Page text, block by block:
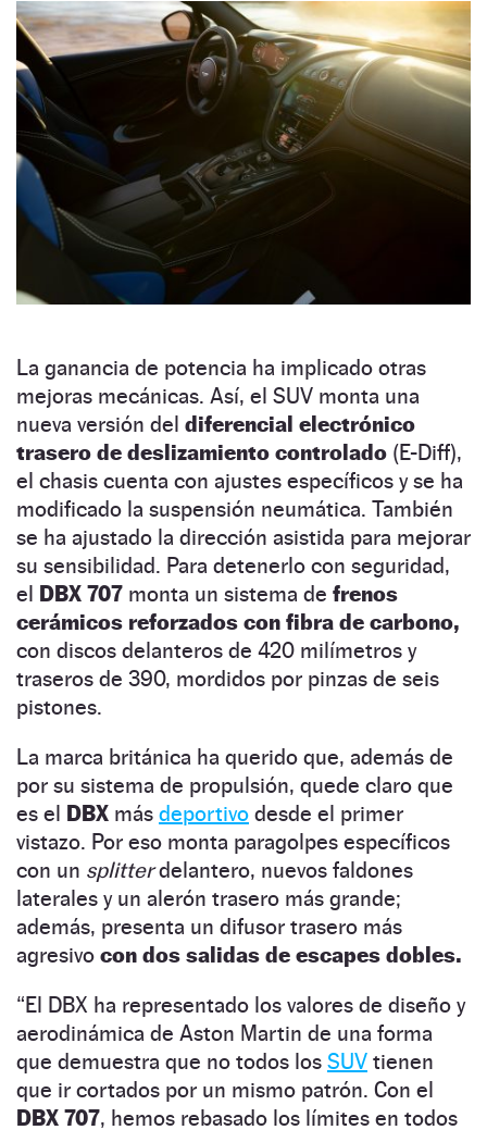
La ganancia de potencia ha implicado otras
mejoras mecánicas. Así, el SUV monta una
nueva versión del diferencial electrónico
trasero de deslizamiento controlado (E-Diff),
el chasis cuenta con ajustes específicos y se ha
modificado la suspensión neumática. También
se ha ajustado la dirección asistida para mejorar
su sensibilidad. Para detenerlo con seguridad,
el DBX 707 monta un sistema de frenos
cerámicos reforzados con fibra de carbono,
con discos delanteros de 420 milímetros y
traseros de 390, mordidos por pinzas de seis
pistones.
La marca británica ha querido que, además de
por su sistema de propulsión, quede claro que
es el DBX más deportivo desde el primer
vistazo. Por eso monta paragolpes específicos
con un splitterdelantero, nuevos faldones
laterales y un alerón trasero más grande;
además, presenta un difusor trasero más
agresivo con dos salidas de escapes dobles.
“El DBX ha representado los valores de diseño y
aerodinámica de Aston Martin de una forma
que demuestra que no todos los SUV tienen
que ir cortados por un mismo patrón. Con el
DBX 707, hemos rebasado los límites en todos